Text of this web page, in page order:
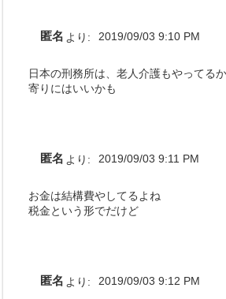
匿名 より: 2019/09/03 9:10 PM
日本の刑務所は、老人介護もやってる
寄りにはいいかも
匿名 より: 2019/09/03 9:11 PM
お金は結構費やしてるよね
税金という形でだけど
匿名 より: 2019/09/03 9:12 PM